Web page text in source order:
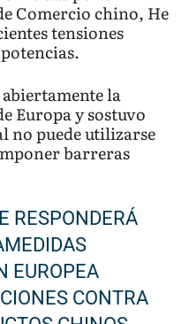
Comercio chino, He
tensiones
la
Europa y sostuvo
no puede utilizarse
barreras
RESPONDERÁ
EUROPEA
CONTRA